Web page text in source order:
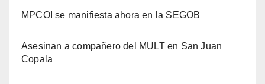
MPCOI se manifiesta ahora en la SEGOB
Asesinan a compañero del MULT en San Juan
Copala